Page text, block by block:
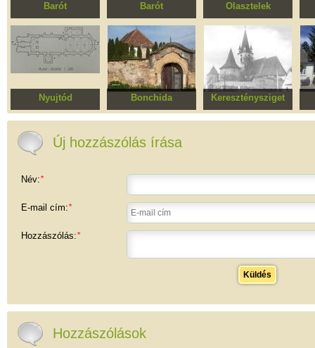
Barót
Római katolikus
kápolna
Barót
Római Katolikus
templom
Olasztelek
Daniel kastély
Nyujtód
Római katolikus
Bonchida
Református
Kereszténysziget
Erődített evangélikus
Új hozzászólás írása
Név:*
E-mail cím:*
Hozzászólás:*
Küldés
Hozzászólások